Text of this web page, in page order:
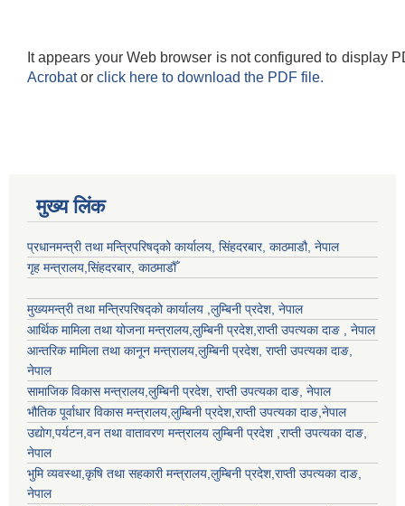
It appears your Web browser is not configured to display
Acrobator click here to download the PDF file.
मुख्य लिंक
प्रधानमन्त्री तथा मन्त्रिपरिषद्को कार्यालय, सिंहदरबार, काठमाडौ, नेपाल
गृह मन्त्रालय,सिंहदरबार, काठमाडौँ
मुख्यमन्त्री तथा मन्त्रिपरिषद्को कार्यालय ,लुम्बिनी प्रदेश, नेपाल
आर्थिक मामिला तथा योजना मन्त्रालय,लुम्बिनी प्रदेश,राप्ती उपत्यका दाङ , नेपाल
आन्तरिक मामिला तथा कानून मन्त्रालय,लुम्बिनी प्रदेश, राप्ती उपत्यका दाङ,
नेपाल
सामाजिक विकास मन्त्रालय,लुम्बिनी प्रदेश, राप्ती उपत्यका दाङ, नेपाल
भौतिक पूर्वाधार विकास मन्त्रालय,लुम्बिनी प्रदेश,राप्ती उपत्यका दाङ,नेपाल
उद्याेग,पर्यटन,वन तथा वातावरण मन्त्रालय लुम्बिनी प्रदेश ,राप्ती उपत्यका दाङ,
नेपाल
भुमि व्यवस्था,कृषि तथा सहकारी मन्त्रालय,लुम्बिनी प्रदेश,राप्ती उपत्यका दाङ,
नेपाल